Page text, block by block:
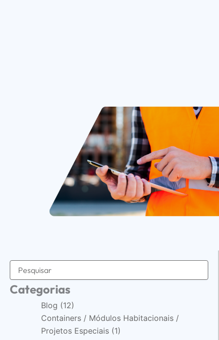
Categorias
Blog (12)
Containers / Módulos Habitacionais /
Projetos Especiais(1)